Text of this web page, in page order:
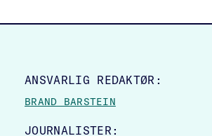
SITE FOOTER
ANSVARLIG REDAKTØR:
BRAND BARSTEIN
JOURNALISTER: